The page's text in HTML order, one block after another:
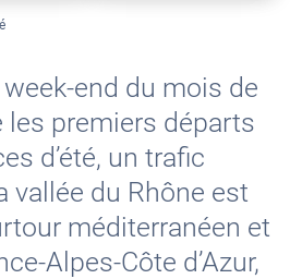
end du mois de
les premiers départs
d’été, un trafic
vallée du Rhône est
méditerranéen et
Alpes-Côte d’Azur,